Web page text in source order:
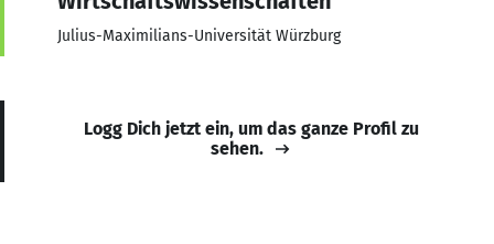
Julius-Maximilians-Universität Würzburg
Logg Dich jetzt ein, um das ganze Profil zu
sehen.